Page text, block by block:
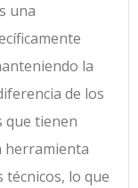
una
la
de los
que tienen
herramienta
lo que